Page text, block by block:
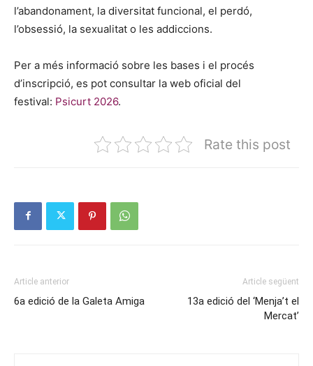
l’abandonament, la diversitat funcional, el perdó,
l’obsessió, la sexualitat o les addiccions.
Per a més informació sobre les bases i el procés
d’inscripció, es pot consultar la web oficial del
festival: Psicurt 2026.
Rate this post
Article anterior
6a edició de la Galeta Amiga
Article següent
13a edició del ‘Menja’t el
Mercat’